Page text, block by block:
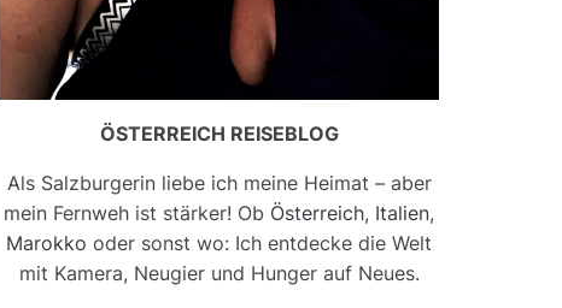
ÖSTERREICH REISEBLOG
Als Salzburgerin liebe ich meine Heimat – aber
mein Fernweh ist stärker! Ob Österreich, Italien,
Marokko oder sonst wo: Ich entdecke die Welt
mit Kamera, Neugier und Hunger auf Neues.